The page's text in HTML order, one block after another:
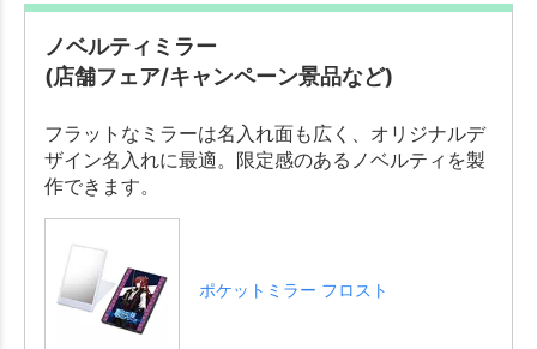
ノベルティミラー
(店舗フェア/キャンペーン景品など)
フラットなミラーは名入れ面も広く、オリジナルデ
ザイン名入れに最適。限定感のあるノベルティを製
作できます。
ポケットミラー フロスト